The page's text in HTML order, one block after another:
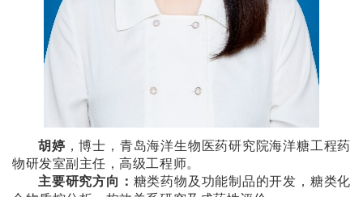
胡婷 ，博士，青岛海洋生物医药研究院海洋糖工程药
物研发室副主任，高级工程师。
主要研究方向： 糖类药物及功能制品的开发，糖类化